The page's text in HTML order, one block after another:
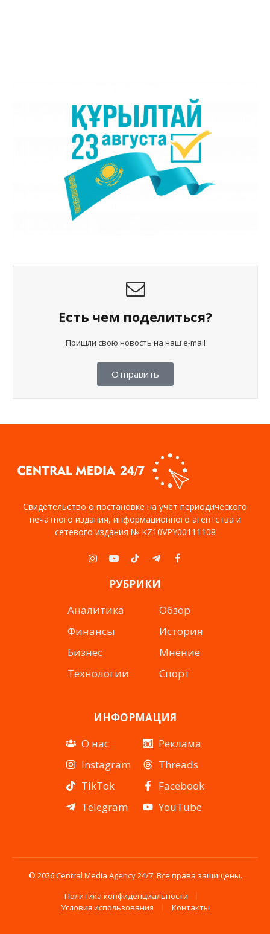
Есть чем поделиться?
Пришли свою новость на наш e-mail
Отправить
Свидетельство о постановке на учет периодического
печатного издания, информационного агентства и
сетевого издания № KZ10VPY00111108
Instagram
YouTubeTikTokTelegramFacebook
РУБРИКИ
Аналитика
Финансы
Бизнес
Технологии
Обзор
История
Мнение
Спорт
ИНФОРМАЦИЯ
О нас
Instagram
TikTok
Telegram
Реклама
Threads
Facebook
YouTube
© 2026 Central Media Agency 24/7. Все права защищены.
Политика конфиденциальности
Условия использования
Контакты